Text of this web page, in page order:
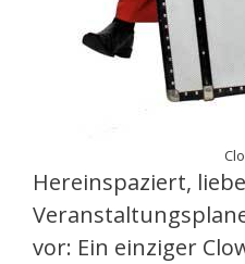
Hereinspaziert,
vor: Ein einziger